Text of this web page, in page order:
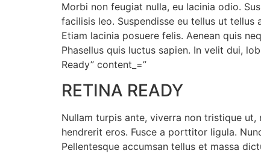
Morbi non feugiat nulla, eu lacinia odio.
facilisis leo. Suspendisse eu tellus ut
Etiam lacinia posuere felis. Aenean quis
Phasellus quis luctus sapien. In velit dui,
Ready” content_=”
RETINA READY
Nullam turpis ante, viverra non tristique
hendrerit eros. Fusce a porttitor ligula.
Pellentesque accumsan tellus et massa